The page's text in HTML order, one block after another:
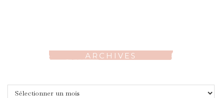
ARCHIVES